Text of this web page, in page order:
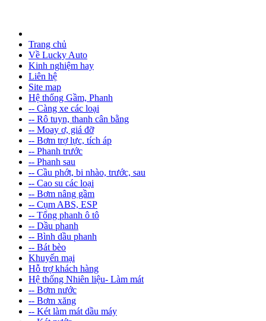
Trang chủ
Về Lucky Auto
Kinh nghiệm hay
Liên hệ
Site map
Hệ thống Gầm, Phanh
-- Càng xe các loại
-- Rô tuyn, thanh cân bằng
-- Moay ơ, giá đỡ
-- Bơm trợ lực, tích áp
-- Phanh trước
-- Phanh sau
-- Cầu phớt, bi nhào, trước, sau
-- Cao su các loại
-- Bơm nâng gầm
-- Cụm ABS, ESP
-- Tổng phanh ô tô
-- Dầu phanh
-- Bình dầu phanh
-- Bát bèo
Khuyến mại
Hỗ trợ khách hàng
Hệ thống Nhiên liệu- Làm mát
-- Bơm nước
-- Bơm xăng
-- Két làm mát dầu máy